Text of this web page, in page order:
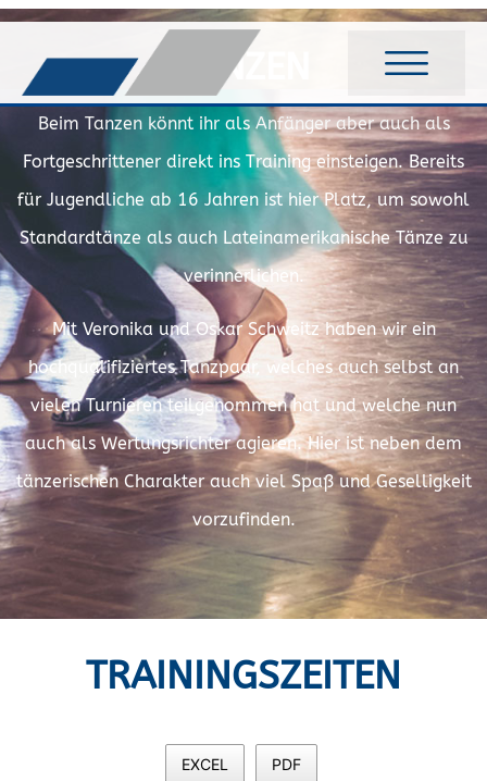
TANZEN
Beim Tanzen könnt ihr als Anfänger aber auch als
Fortgeschrittener direkt ins Training einsteigen. Bereits
für Jugendliche ab 16 Jahren ist hier Platz, um sowohl
Standardtänze als auch Lateinamerikanische Tänze zu
verinnerlichen.
Mit Veronika und Oskar Schweitz haben wir ein
hochqualifiziertes Tanzpaar, welches auch selbst an
vielen Turnieren teilgenommen hat und welche nun
auch als Wertungsrichter agieren. Hier ist neben dem
tänzerischen Charakter auch viel Spaß und Geselligkeit
vorzufinden.
TRAININGSZEITEN
EXCEL PDF